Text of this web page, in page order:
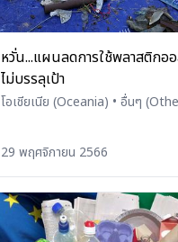
หวั่น...แผนลดการใช้พลาสติกออ
ไม่บรรลุเป้า
โอเชียเนีย (Oceania) • อื่นๆ
29 พฤศจิกายน 2566